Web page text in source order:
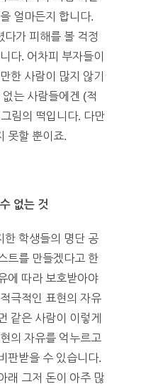
얼마든지 합니다.
다가 피해를 볼 걱정
다. 어차피 부자들이
한 사람이 많지 않기
는 사람들에겐 (적
림의 떡입니다. 다만
못할 뿐이죠.
없는 것
한 학생들의 명단 공
트를 만들겠다고 한
에 따라 보호받아야
극적인 표현의 자유
같은 사람이 이렇게
의 자유를 억누르고
판받을 수 있습니다.
래 그저 돈이 아주 많